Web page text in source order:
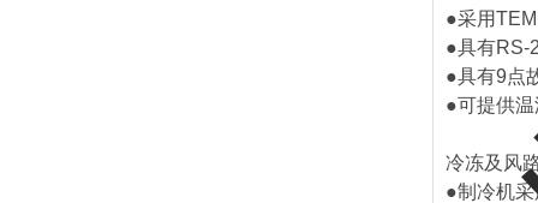
●采用
●具有RS-
●具有9点
●可提供
冷冻及风
●制冷机